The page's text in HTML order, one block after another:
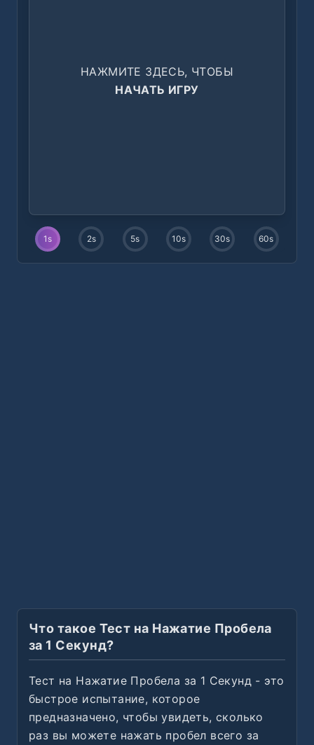
НАЖМИТЕ ЗДЕСЬ, ЧТОБЫ
НАЧАТЬ ИГРУ
1 s 2s 5s 10s 30s 60s
Что такое Тест на Нажатие Пробела
за 1 Секунд?
Тест на Нажатие Пробела за 1 Секунд - это
быстрое испытание, которое
предназначено, чтобы увидеть, сколько
раз вы можете нажать пробел всего за